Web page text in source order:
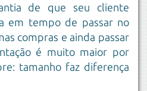
de que seu cliente
em tempo de passar no
compras e ainda passar
é muito maior por
tamanho faz diferença